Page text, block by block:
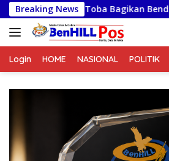
Langsung
ke
konten
Breaking News
Toba Bagikan Bendera Merah Putih
Login HOME NASIONAL POLITIK